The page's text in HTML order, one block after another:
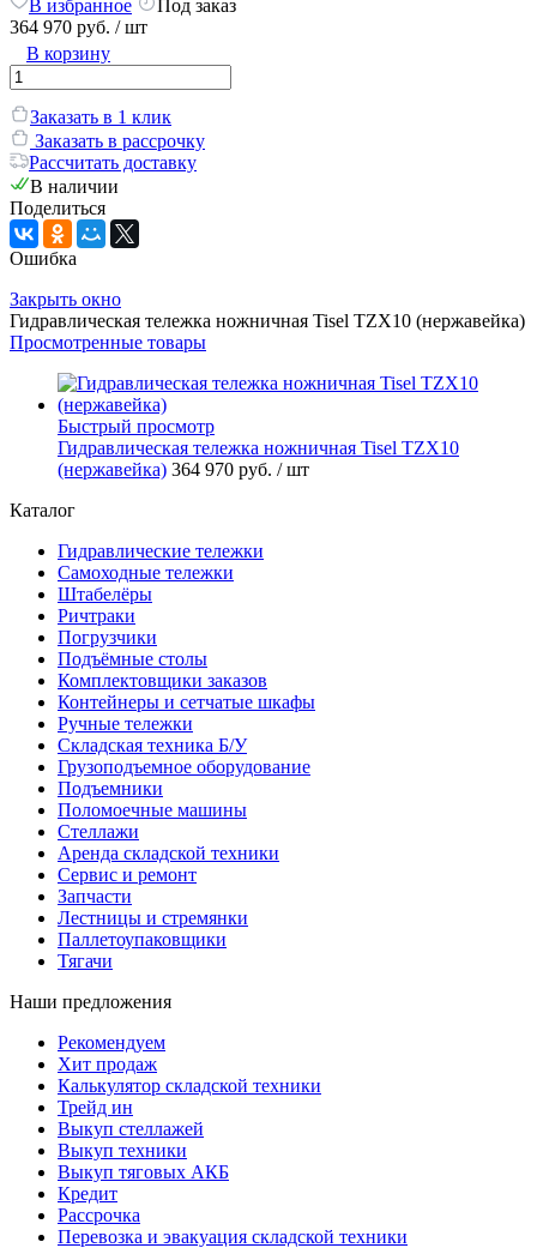
В избранное
Под заказ
364 970 руб. / шт
В корзину
Заказать в 1 клик
Заказать в рассрочку
Рассчитать доставку
В наличии
Поделиться
Ошибка
Закрыть окно
Гидравлическая тележка ножничная Tisel TZX10 (нержавейка)
Просмотренные товары
Быстрый просмотр
Гидравлическая тележка ножничная Tisel TZX10
(нержавейка) 364 970 руб. / шт
Каталог
Гидравлические тележки
Самоходные тележки
Штабелёры
Ричтраки
Погрузчики
Подъёмные столы
Комплектовщики заказов
Контейнеры и сетчатые шкафы
Ручные тележки
Складская техника Б/У
Грузоподъемное оборудование
Подъемники
Поломоечные машины
Стеллажи
Аренда складской техники
Сервис и ремонт
Запчасти
Лестницы и стремянки
Паллетоупаковщики
Тягачи
Наши предложения
Рекомендуем
Хит продаж
Калькулятор складской техники
Трейд ин
Выкуп стеллажей
Выкуп техники
Выкуп тяговых АКБ
Кредит
Рассрочка
Перевозка и эвакуация складской техники